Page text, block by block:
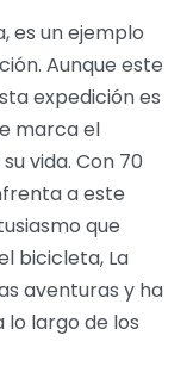
es un ejemplo
Aunque este
expedición es
marca el
vida. Con 70
a este
que
bicicleta, La
aventuras y ha
largo de los